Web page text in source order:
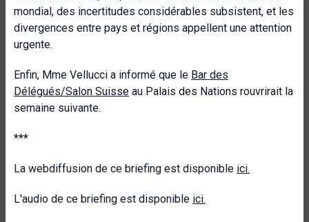
mondial, des incertitudes considérables subsistent, et les
divergences entre pays et régions appellent une attention
urgente.
Enfin, Mme Vellucci a informé que le Bar des
Délégués/Salon Suisse au Palais des Nations rouvrirait la
semaine suivante.
***
La webdiffusion de ce briefing est disponible ici.
L'audio de ce briefing est disponible ici.